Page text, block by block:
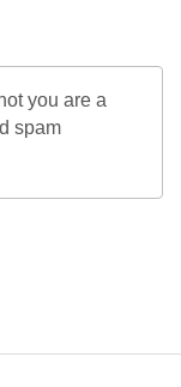
you are a
spam